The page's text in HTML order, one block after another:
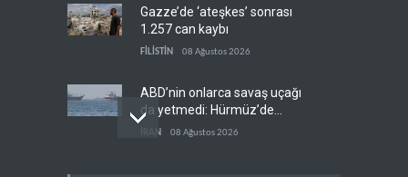
Gazze’de ‘ateşkes’ sonrası
1.257 can kaybı
FİLİSTİN 08 Ağustos 2026
ABD’nin onlarca savaş uçağı
da yetmedi: Hürmüz’de
gemi vuruldu
İRAN 08 Ağustos 2026